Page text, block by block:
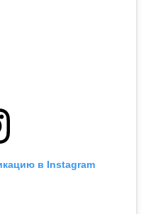
в Instagram